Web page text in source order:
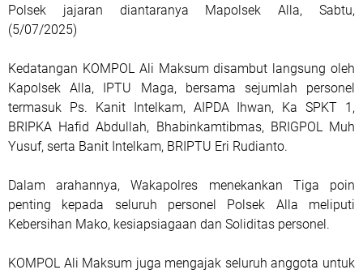
Polsek jajaran diantaranya Mapolsek Alla, Sabtu,
(5/07/2025)
Kedatangan KOMPOL Ali Maksum disambut langsung oleh
Kapolsek Alla, IPTU Maga, bersama sejumlah personel
termasuk Ps. Kanit Intelkam, AIPDA Ihwan, Ka SPKT 1,
BRIPKA Hafid Abdullah, Bhabinkamtibmas, BRIGPOL Muh
Yusuf, serta Banit Intelkam, BRIPTU Eri Rudianto.
Dalam arahannya, Wakapolres menekankan Tiga poin
penting kepada seluruh personel Polsek Alla meliputi
Kebersihan Mako, kesiapsiagaan dan Soliditas personel.
KOMPOL Ali Maksum juga mengajak seluruh anggota untuk